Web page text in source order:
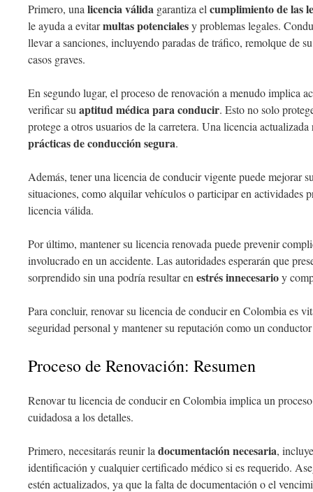
Primero, una licencia válida garantiza el cumplimiento de las
le ayuda a evitarmultas potencialesy problemas legales.
llevar a sanciones, incluyendo paradas de tráfico, remolque de
casos graves.
En segundo lugar, el proceso de renovación a menudo implica
verificar su aptitud médica para conducir. Esto no solo
protege a otros usuarios de la carretera. Una licencia
prácticas de conducción segura.
Además, tener una licencia de conducir vigente puede mejorar
situaciones, como alquilar vehículos o participar en actividades
licencia válida.
Por último, mantener su licencia renovada puede prevenir
involucrado en un accidente. Las autoridades esperarán que
sorprendido sin una podría resultar en estrés innecesarioy
Para concluir, renovar su licencia de conducir en Colombia es
seguridad personal y mantener su reputación como un
Proceso de Renovación: Resumen
Renovar tu licencia de conducir en Colombia implica un
cuidadosa a los detalles.
Primero, necesitarás reunir la documentación necesaria,
identificación y cualquier certificado médico si es requerido.
estén actualizados, ya que la falta de documentación o el